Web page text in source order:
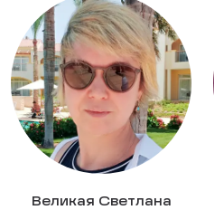
Великая Светлана